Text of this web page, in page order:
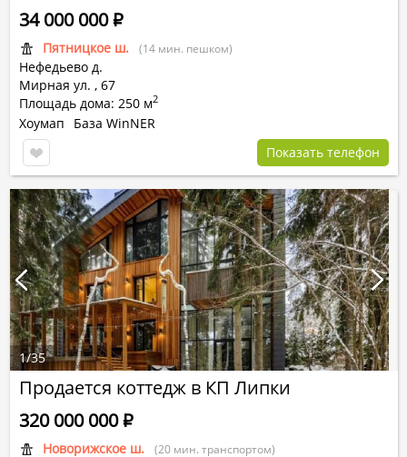
Пятницкое ш. (14 мин. пешком)
Нефедьево д.
Мирная ул. , 67
Площадь дома: 250 м2
34 000 000Р
Хоумап
База WinNER
Показать телефон
Продается коттедж в КП Липки
Новорижское ш. (20 мин. транспортом)
320 000 000Р
1/35